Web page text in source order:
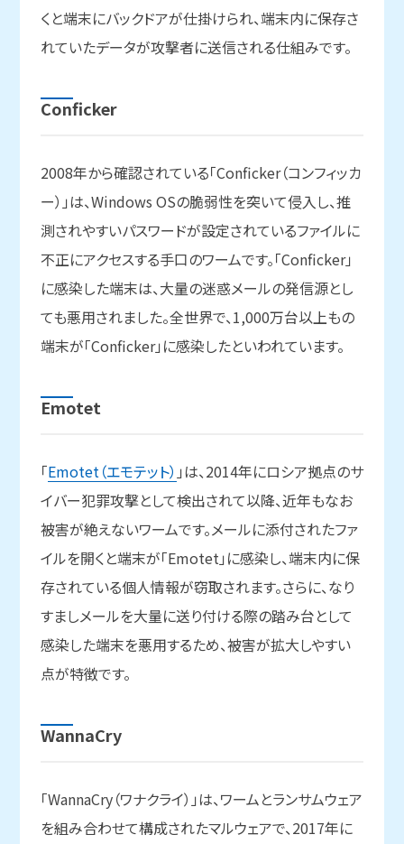
くと端末にバックドアが仕掛けられ、端末内に保存さ
れていたデータが攻撃者に送信される仕組みです。
Conficker
2008年から確認されている「Conficker（コンフィッカ
ー）」は、Windows OSの脆弱性を突いて侵入し、推
測されやすいパスワードが設定されているファイルに
不正にアクセスする手口のワームです。「Conficker」
に感染した端末は、大量の迷惑メールの発信源とし
ても悪用されました。全世界で、1,000万台以上もの
端末が「Conficker」に感染したといわれています。
Emotet
「Emotet（エモテット） 」は、2014年にロシア拠点のサ
イバー犯罪攻撃として検出されて以降、近年もなお
被害が絶えないワームです。メールに添付されたファ
イルを開くと端末が「Emotet」に感染し、端末内に保
存されている個人情報が窃取されます。さらに、なり
すましメールを大量に送り付ける際の踏み台として
感染した端末を悪用するため、被害が拡大しやすい
点が特徴です。
WannaCry
「WannaCry（ワナクライ）」は、ワームとランサムウェア
を組み合わせて構成されたマルウェアで、2017年に